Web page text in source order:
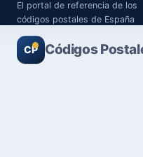
El portal de referencia de los
códigos postales de España
CP Códigos